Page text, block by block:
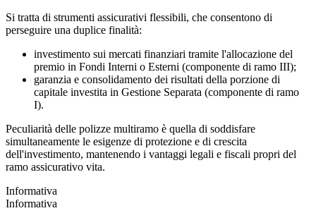
Si tratta di strumenti assicurativi flessibili, che consentono di
perseguire una duplice finalità:
investimento sui mercati finanziari tramite l'allocazione del
premio in Fondi Interni o Esterni (componente di ramo III);
garanzia e consolidamento dei risultati della porzione di
capitale investita in Gestione Separata (componente di ramo
I).
Peculiarità delle polizze multiramo è quella di soddisfare
simultaneamente le esigenze di protezione e di crescita
dell'investimento, mantenendo i vantaggi legali e fiscali propri del
ramo assicurativo vita.
Informativa
Informativa